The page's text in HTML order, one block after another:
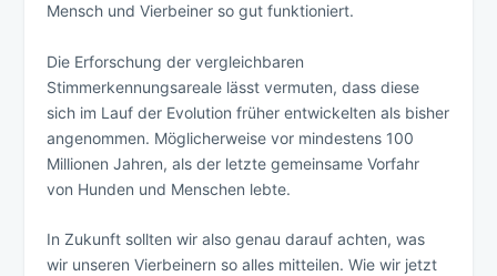
Mensch und Vierbeiner so gut funktioniert.
Die Erforschung der vergleichbaren
Stimmerkennungsareale lässt vermuten, dass diese
sich im Lauf der Evolution früher entwickelten als bisher
angenommen. Möglicherweise vor mindestens 100
Millionen Jahren, als der letzte gemeinsame Vorfahr
von Hunden und Menschen lebte.
In Zukunft sollten wir also genau darauf achten, was
wir unseren Vierbeinern so alles mitteilen. Wie wir jetzt